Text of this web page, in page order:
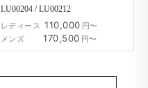
LU00204 / LU00212
レディース 110,000 円〜
メンズ
170,500 円〜